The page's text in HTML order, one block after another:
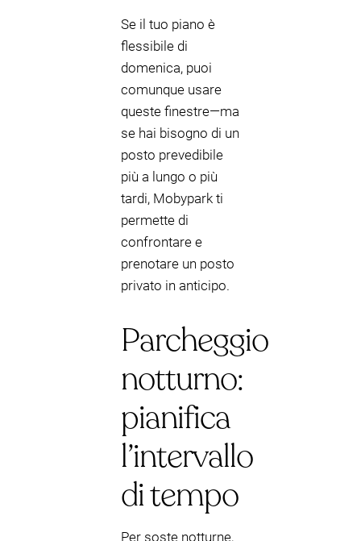
Se il tuo piano è
flessibile di
domenica, puoi
comunque usare
queste finestre—ma
se hai bisogno di un
posto prevedibile
più a lungo o più
tardi, Mobypark ti
permette di
confrontare e
prenotare un posto
privato in anticipo.
Parcheggio
notturno:
pianifica
l’intervallo
di tempo
Per soste notturne,